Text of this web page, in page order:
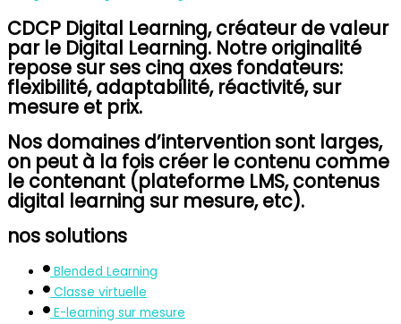
CDCP Digital Learning, créateur de valeur
par le Digital Learning. Notre originalité
repose sur ses cinq axes fondateurs:
flexibilité, adaptabilité, réactivité, sur
mesure et prix.
Nos domaines d’intervention sont larges,
on peut à la fois créer le contenu comme
le contenant (plateforme LMS, contenus
digital learning sur mesure, etc).
nos solutions
Blended Learning
Classe virtuelle
E-learning sur mesure